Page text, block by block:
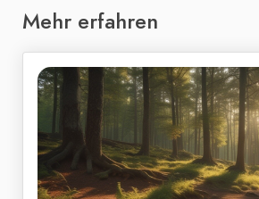
Mehr erfahren